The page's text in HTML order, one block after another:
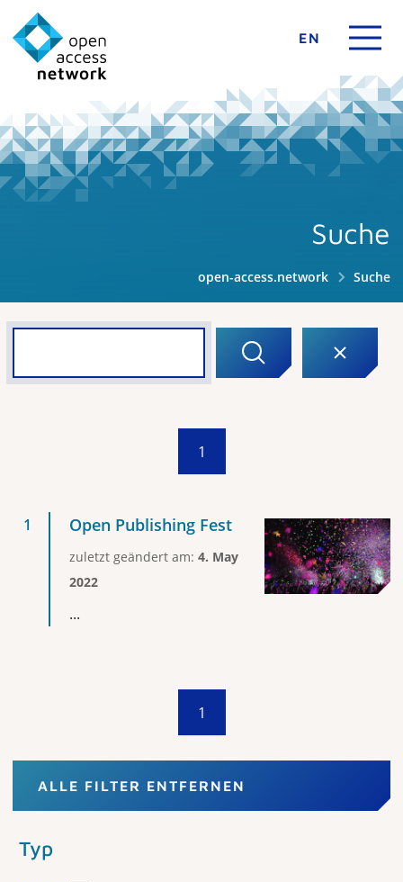
EN
Suche
open-access.network Suche
1
Open Publishing Fest
zuletzt geändert am: 4. May
2022
...
1
ALLE FILTER ENTFERNEN
Typ